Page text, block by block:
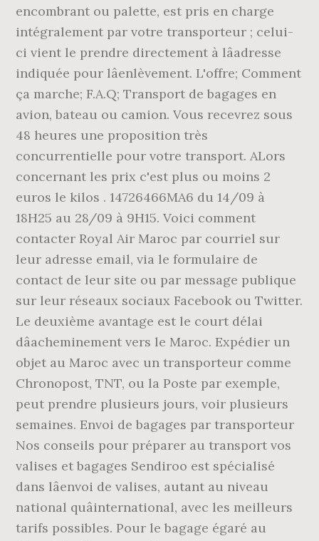
encombrant ou palette, est pris en charge
intégralement par votre transporteur ; celui-
ci vient le prendre directement à lâadresse
indiquée pour lâenlèvement. L'offre; Comment
ça marche; F.A.Q; Transport de bagages en
avion, bateau ou camion. Vous recevrez sous
48 heures une proposition très
concurrentielle pour votre transport. ALors
concernant les prix c'est plus ou moins 2
euros le kilos . 14726466MA6 du 14/09 à
18H25 au 28/09 à 9H15. Voici comment
contacter Royal Air Maroc par courriel sur
leur adresse email, via le formulaire de
contact de leur site ou par message publique
sur leur réseaux sociaux Facebook ou Twitter.
Le deuxième avantage est le court délai
dâacheminement vers le Maroc. Expédier un
objet au Maroc avec un transporteur comme
Chronopost, TNT, ou la Poste par exemple,
peut prendre plusieurs jours, voir plusieurs
semaines. Envoi de bagages par transporteur
Nos conseils pour préparer au transport vos
valises et bagages Sendiroo est spécialisé
dans lâenvoi de valises, autant au niveau
national quâinternational, avec les meilleurs
tarifs possibles. Pour le bagage égaré au